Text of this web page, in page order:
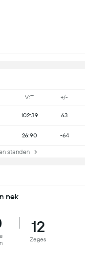
V:T +/-
102:39 63
26:90 -64
standen
nek
12
Zeges